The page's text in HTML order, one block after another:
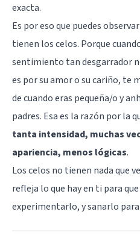
exacta.
Es por eso que puedes
tienen los celos. Porque
sentimiento tan desgarrador
es por su amor o su cariño, te
de cuando eras pequeña/o y
padres. Esa es la razón por la
tanta intensidad, muchas
apariencia, menos lógicas.
Los celos no tienen nada que
refleja lo que hay en ti para
experimentarlo, y sanarlo